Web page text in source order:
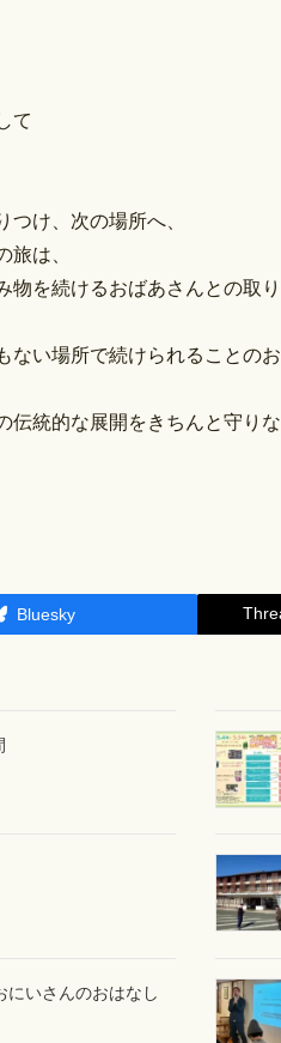
て
つけ、次の場所へ、
は、
を続けるおばあさんとの取り
い場所で続けられることのお
統的な展開をきちんと守りな
Bluesky
いさんのおはなし